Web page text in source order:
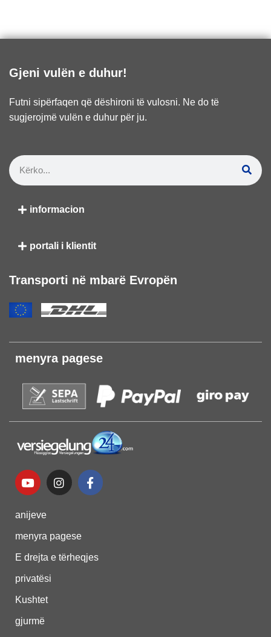
Gjeni vulën e duhur!
Futni sipërfaqen që dëshironi të vulosni. Ne do të
sugjerojmë vulën e duhur për ju.
informacion
portali i klientit
Transporti në mbarë Evropën
menyra pagese
anijeve
menyra pagese
E drejta e tërheqjes
privatësi
Kushtet
gjurmë